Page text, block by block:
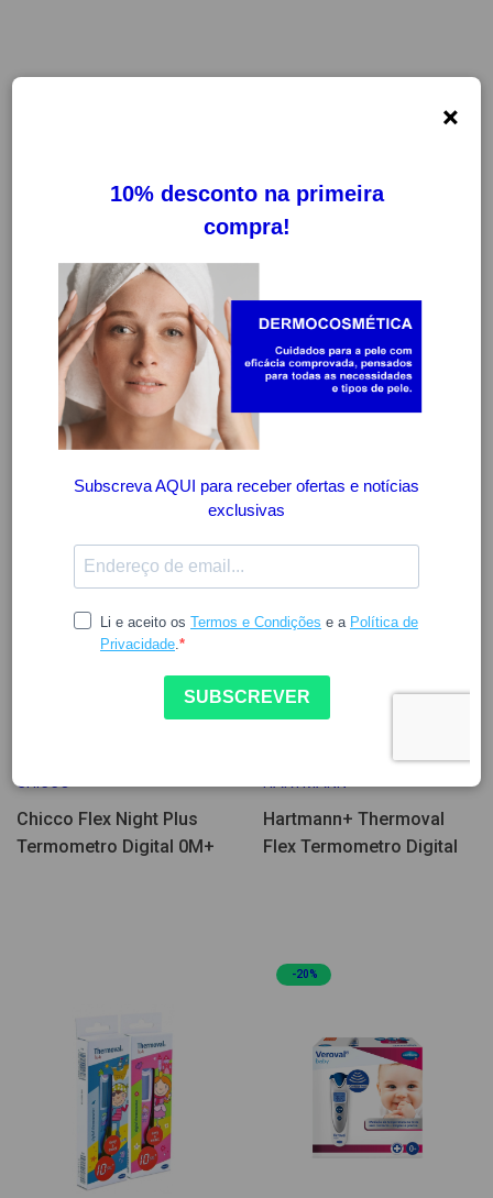
CHICCO
Chicco Flex Night Plus
Termometro Digital 0M+
Hartmann+ Thermoval
Flex Termometro Digital
-20%
×